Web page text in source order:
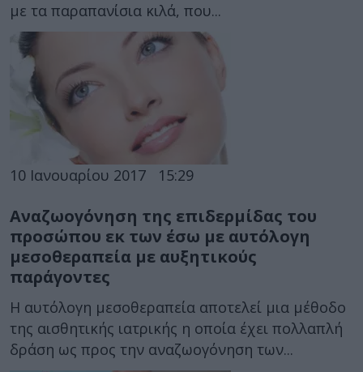
με τα παραπανίσια κιλά, που...
10 Ιανουαρίου 2017 15:29
Αναζωογόνηση της επιδερμίδας του
προσώπου εκ των έσω με αυτόλογη
μεσοθεραπεία με αυξητικούς
παράγοντες
Η αυτόλογη μεσοθεραπεία αποτελεί μια μέθοδο
της αισθητικής ιατρικής η οποία έχει πολλαπλή
δράση ως προς την αναζωογόνηση των...